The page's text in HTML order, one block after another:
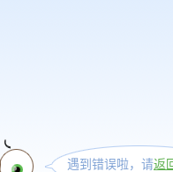
遇到错误啦，请返